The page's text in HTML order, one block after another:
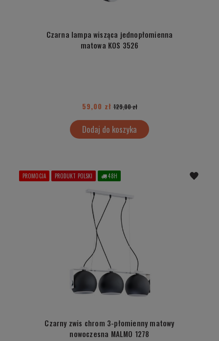
Czarna lampa wisząca jednopłomienna
matowa KOS 3526
59,00 zł 129,00 zł
Dodaj do koszyka
Czarny zwis chrom 3-płomienny matowy
nowoczesna MALMO 1278
PROMOCJA PRODUKT POLSKI 48H